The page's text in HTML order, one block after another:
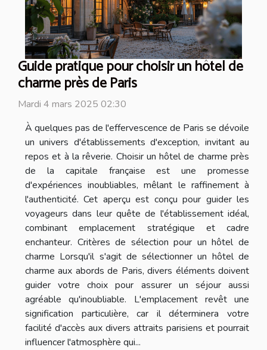
Guide pratique pour choisir un hôtel de
charme près de Paris
Mardi 4 mars 2025 02:30
À quelques pas de l'effervescence de Paris se dévoile
un univers d'établissements d'exception, invitant au
repos et à la rêverie. Choisir un hôtel de charme près
de la capitale française est une promesse
d'expériences inoubliables, mêlant le raffinement à
l'authenticité. Cet aperçu est conçu pour guider les
voyageurs dans leur quête de l'établissement idéal,
combinant emplacement stratégique et cadre
enchanteur. Critères de sélection pour un hôtel de
charme Lorsqu'il s'agit de sélectionner un hôtel de
charme aux abords de Paris, divers éléments doivent
guider votre choix pour assurer un séjour aussi
agréable qu'inoubliable. L'emplacement revêt une
signification particulière, car il déterminera votre
facilité d'accès aux divers attraits parisiens et pourrait
influencer l'atmosphère qui...